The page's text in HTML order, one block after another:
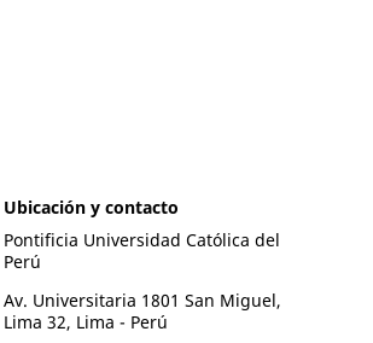
Ubicación y contacto
Pontificia Universidad Católica del
Perú
Av. Universitaria 1801 San Miguel,
Lima 32, Lima - Perú